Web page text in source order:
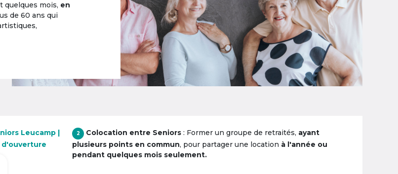
quelques mois, en
de 60 ans qui
Leucamp |
d'ouverture
2 Colocation entre Seniors : Former un groupe de retraités, ayant
plusieurs points en commun, pour partager une location à l'année ou
pendant quelques mois seulement.